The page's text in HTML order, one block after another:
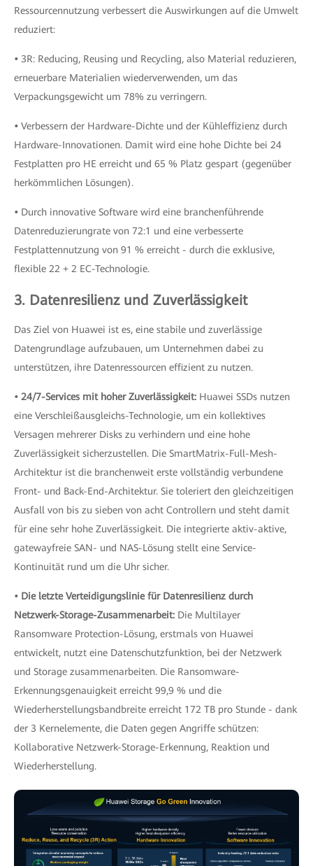
Ressourcennutzung verbessert die Auswirkungen auf die Umwelt
reduziert:
• 3R: Reducing, Reusing und Recycling, also Material reduzieren,
erneuerbare Materialien wiederverwenden, um das
Verpackungsgewicht um 78% zu verringern.
• Verbessern der Hardware-Dichte und der Kühleffizienz durch
Hardware-Innovationen. Damit wird eine hohe Dichte bei 24
Festplatten pro HE erreicht und 65 % Platz gespart (gegenüber
herkömmlichen Lösungen).
• Durch innovative Software wird eine branchenführende
Datenreduzierungrate von 72:1 und eine verbesserte
Festplattennutzung von 91 % erreicht - durch die exklusive,
flexible 22 + 2 EC-Technologie.
3. Datenresilienz und Zuverlässigkeit
Das Ziel von Huawei ist es, eine stabile und zuverlässige
Datengrundlage aufzubauen, um Unternehmen dabei zu
unterstützen, ihre Datenressourcen effizient zu nutzen.
• 24/7-Services mit hoher Zuverlässigkeit: Huawei SSDs nutzen
eine Verschleißausgleichs-Technologie, um ein kollektives
Versagen mehrerer Disks zu verhindern und eine hohe
Zuverlässigkeit sicherzustellen. Die SmartMatrix-Full-Mesh-
Architektur ist die branchenweit erste vollständig verbundene
Front- und Back-End-Architektur. Sie toleriert den gleichzeitigen
Ausfall von bis zu sieben von acht Controllern und steht damit
für eine sehr hohe Zuverlässigkeit. Die integrierte aktiv-aktive,
gatewayfreie SAN- und NAS-Lösung stellt eine Service-
Kontinuität rund um die Uhr sicher.
• Die letzte Verteidigungslinie für Datenresilienz durch
Netzwerk-Storage-Zusammenarbeit: Die Multilayer
Ransomware Protection-Lösung, erstmals von Huawei
entwickelt, nutzt eine Datenschutzfunktion, bei der Netzwerk
und Storage zusammenarbeiten. Die Ransomware-
Erkennungsgenauigkeit erreicht 99,9 % und die
Wiederherstellungsbandbreite erreicht 172 TB pro Stunde - dank
der 3 Kernelemente, die Daten gegen Angriffe schützen:
Kollaborative Netzwerk-Storage-Erkennung, Reaktion und
Wiederherstellung.